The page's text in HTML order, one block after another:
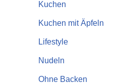
Kuchen
Kuchen mit Äpfeln
Lifestyle
Nudeln
Ohne Backen